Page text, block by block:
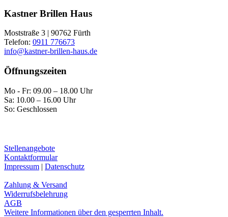
Kastner Brillen Haus
Moststraße 3 | 90762 Fürth
Telefon: 0911 776673
info@kastner-brillen-haus.de
Öffnungszeiten
Mo - Fr: 09.00 – 18.00 Uhr
Sa: 10.00 – 16.00 Uhr
So: Geschlossen
Stellenangebote
Kontaktformular
Impressum | Datenschutz
Zahlung & Versand
Widerrufsbelehrung
AGB
Weitere Informationen über den gesperrten Inhalt.